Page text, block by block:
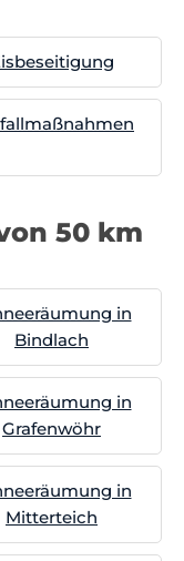
50 km
in
Bindlach
in
Grafenwöhr
in
Mitterteich